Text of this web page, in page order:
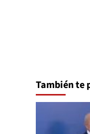
También te